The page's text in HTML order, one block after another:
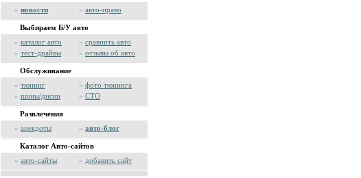
» новости » авто-право
Выбираем Б/У авто
» каталог авто » сравнить авто
» тест-драйвы » отзывы об авто
Обслуживание
» тюнинг » фото тюнинга
» шины/диски » СТО
Развлечения
» анекдоты » авто-блог
Каталог Авто-сайтов
» авто-сайты » добавить сайт